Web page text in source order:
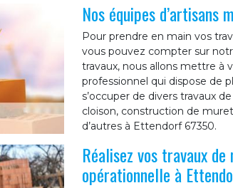
Nos équipes d’artisans
Pour prendre en main vos
vous pouvez compter sur
travaux, nous allons mettre à
professionnel qui dispose de
s’occuper de divers travaux
cloison, construction de
d’autres à Ettendorf 67350.
Réalisez vos travaux
opérationnelle à